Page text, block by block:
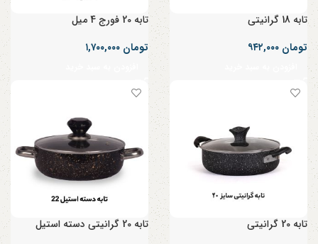
تابه 18 گرانیتی
تومان
تابه 20 فورج 4 میل
تومان
تابه 20 گرانیتی
تابه 20 گرانیتی دسته استیل